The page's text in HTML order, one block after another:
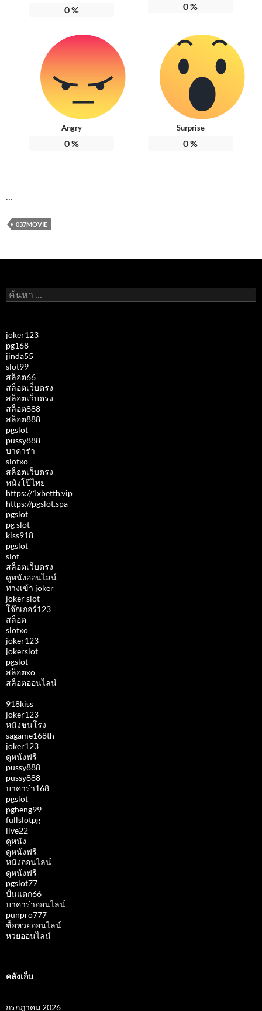
0% 0%
Angry
0%
Surprise
0%
…
037MOVIE
ค้นหา
สำหรับ:
joker123
pg168
jinda55
slot99
สล็อต66
สล็อตเว็บตรง
สล็อตเว็บตรง
สล็อต888
สล็อต888
pgslot
pussy888
บาคาร่า
slotxo
สล็อตเว็บตรง
หนังโป๊ไทย
https://1xbetth.vip
https://pgslot.spa
pgslot
pg slot
kiss918
pgslot
slot
สล็อตเว็บตรง
ดูหนังออนไลน์
ทางเข้า joker
joker slot
โจ๊กเกอร์123
สล็อต
slotxo
joker123
jokerslot
pgslot
สล็อตxo
สล็อตออนไลน์
918kiss
joker123
หนังชนโรง
sagame168th
joker123
ดูหนังฟรี
pussy888
pussy888
บาคาร่า168
pgslot
pgheng99
fullslotpg
live22
ดูหนัง
ดูหนังฟรี
หนังออนไลน์
ดูหนังฟรี
pgslot77
ปั่นแตก66
บาคาร่าออนไลน์
punpro777
ซื้อหวยออนไลน์
หวยออนไลน์
คลังเก็บ
กรกฎาคม 2026